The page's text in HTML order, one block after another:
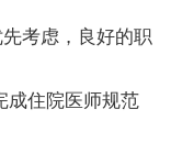
考虑，良好的职
成住院医师规范